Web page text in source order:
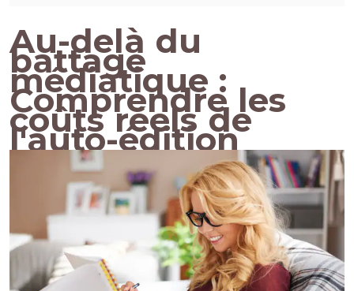
Au-delà du
battage
médiatique :
Comprendre les
coûts réels de
l'auto-édition